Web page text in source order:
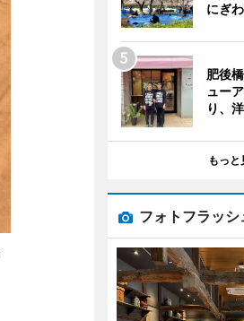
にぎ
肥後
ュー
り、
もっと
フォトフラッシ